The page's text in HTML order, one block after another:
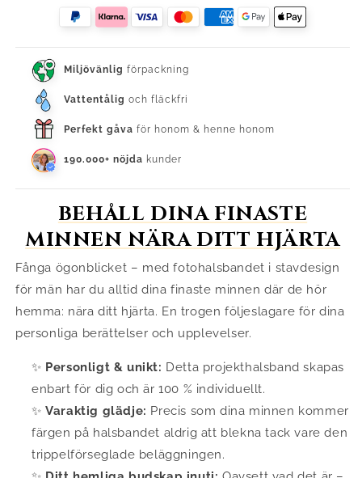
Miljövänlig förpackning
Vattentålig och fläckfri
Perfekt gåva för honom & henne honom
190.000+ nöjda kunder
BEHÅLL DINA FINASTE
MINNEN NÄRA DITT HJÄRTA
Fånga ögonblicket – med fotohalsbandet i stavdesign
för män har du alltid dina finaste minnen där de hör
hemma: nära ditt hjärta. En trogen följeslagare för dina
personliga berättelser och upplevelser.
✨ Personligt & unikt: Detta projekthalsband skapas
enbart för dig och är 100 % individuellt.
✨Varaktig glädje: Precis som dina minnen kommer
färgen på halsbandet aldrig att blekna tack vare den
trippelförseglade beläggningen.